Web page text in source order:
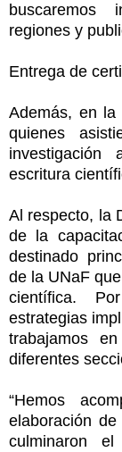
buscaremos
regiones y
Entrega de
Además, en la
quienes
escritura
Al respecto, la
de la
destinado
de la UNaF
científica.
estrategias
trabajamos
diferentes
“Hemos
elaboración
culminaron